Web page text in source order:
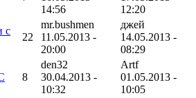
14:56
12:20
с
22
mr.bushmen
11.05.2013 -
20:00
джей
14.05.2013 -
08:29
8
den32
30.04.2013 -
10:32
Artf
01.05.2013 -
10:05